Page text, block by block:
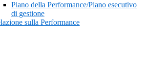
Piano della Performance/Piano esecutivo
di gestione
sulla Performance